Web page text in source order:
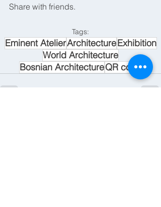
Share with friends.
Tags:
Eminent AtelierArchitectureExhibition
World Architecture
Bosnian ArchitectureQR code